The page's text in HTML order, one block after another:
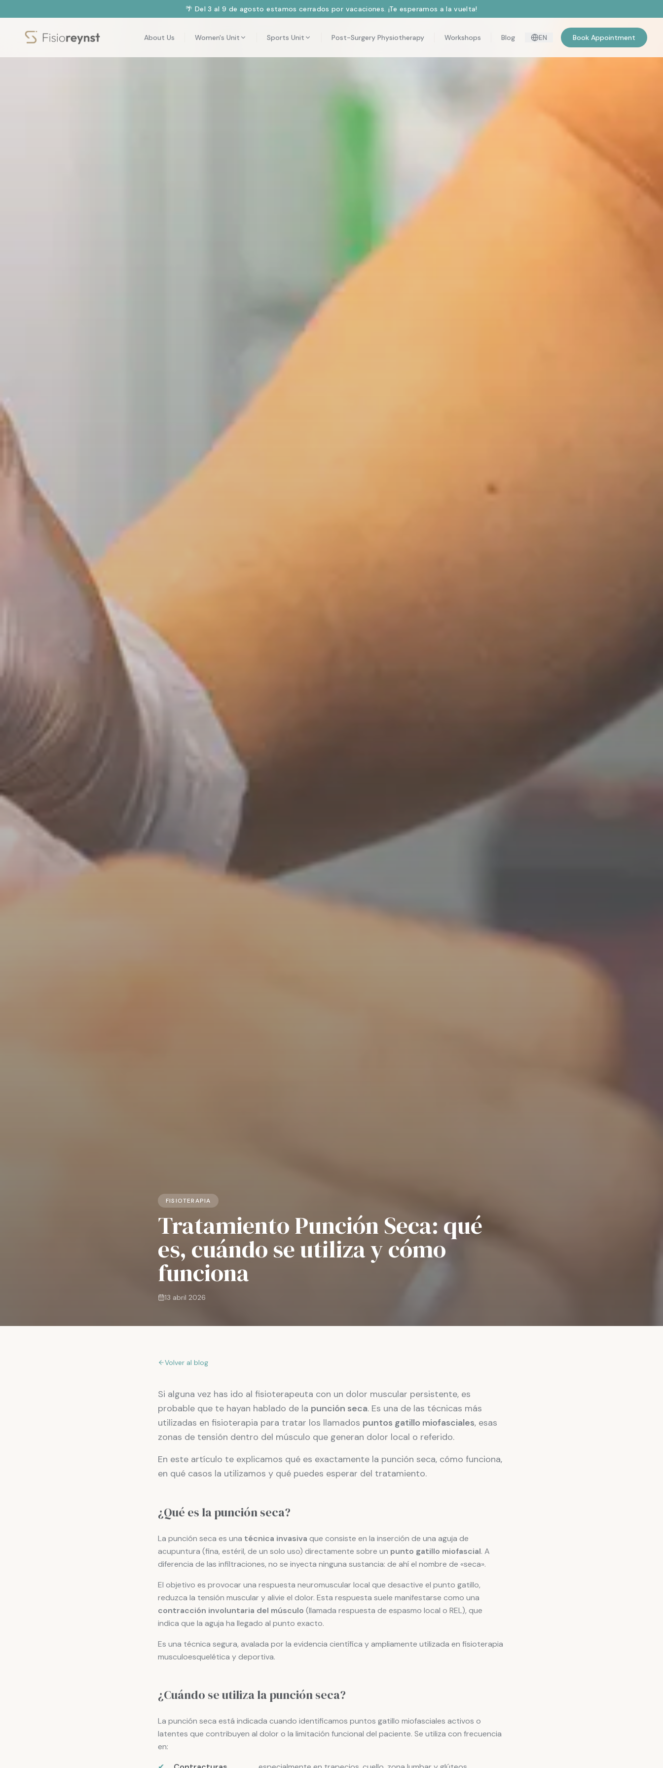
🌴 Del 3 al 9 de agosto estamos cerrados por vacaciones. ¡Te esperamos a la vuelta!
About Us Women's Unit Sports Unit Post-Surgery Physiotherapy Workshops Blog EN Book Appointment
FISIOTERAPIA
Tratamiento Punción Seca: qué
es, cuándo se utiliza y cómo
funciona
13 abril 2026
Volver al blog
Si alguna vez has ido al fisioterapeuta con un dolor muscular persistente, es
probable que te hayan hablado de la punción seca. Es una de las técnicas más
utilizadas en fisioterapia para tratar los llamados puntos gatillo miofasciales, esas
zonas de tensión dentro del músculo que generan dolor local o referido.
En este artículo te explicamos qué es exactamente la punción seca, cómo funciona,
en qué casos la utilizamos y qué puedes esperar del tratamiento.
¿Qué es la punción seca?
La punción seca es una técnica invasiva que consiste en la inserción de una aguja de
acupuntura (fina, estéril, de un solo uso) directamente sobre un punto gatillo miofascial. A
diferencia de las infiltraciones, no se inyecta ninguna sustancia: de ahí el nombre de «seca».
El objetivo es provocar una respuesta neuromuscular local que desactive el punto gatillo,
reduzca la tensión muscular y alivie el dolor. Esta respuesta suele manifestarse como una
contracción involuntaria del músculo (llamada respuesta de espasmo local o REL), que
indica que la aguja ha llegado al punto exacto.
Es una técnica segura, avalada por la evidencia científica y ampliamente utilizada en fisioterapia
musculoesquelética y deportiva.
¿Cuándo se utiliza la punción seca?
La punción seca está indicada cuando identificamos puntos gatillo miofasciales activos o
latentes que contribuyen al dolor o la limitación funcional del paciente. Se utiliza con frecuencia
en: